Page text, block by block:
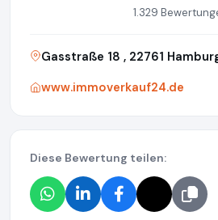
1.329
Gasstraße 18 , 22761
www.immoverkauf24.de
Diese Bewertung teilen: